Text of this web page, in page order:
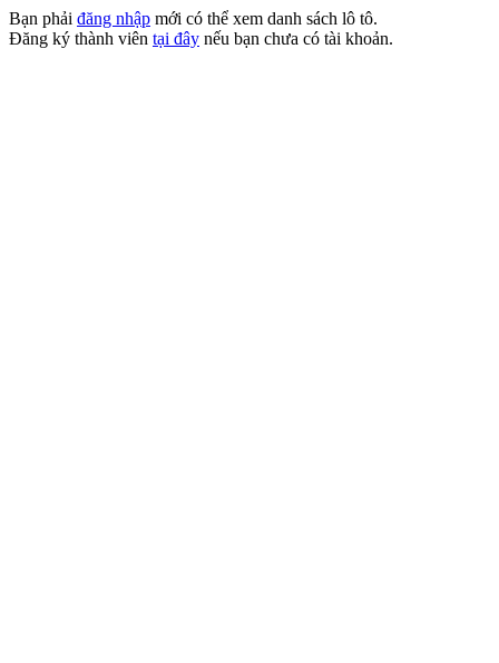
Bạn phải đăng nhập mới có thể xem danh sách lô tô.
Đăng ký thành viên tại đây nếu bạn chưa có tài khoản.